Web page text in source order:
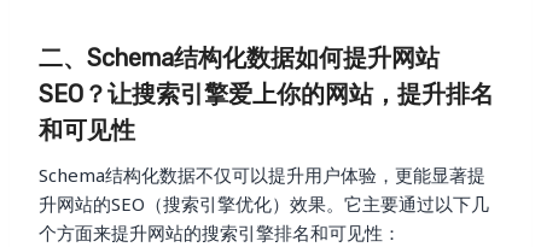
二、Schema结构化数据如何提升网站
SEO？让搜索引擎爱上你的网站，提升排名
和可见性
Schema结构化数据不仅可以提升用户体验，更能显著提
升网站的SEO（搜索引擎优化）效果。它主要通过以下几
个方面来提升网站的搜索引擎排名和可见性：